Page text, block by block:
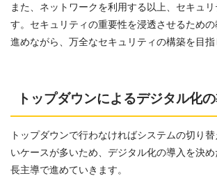
また、ネットワークを利用する以上、セキュ
す。セキュリティの重要性を浸透させるため
進めながら、万全なセキュリティの構築を目指
トップダウンによるデジタル化
トップダウンで行わなければシステムの切り
いケースが多いため、デジタル化の導入を決
長主導で進めていきます。